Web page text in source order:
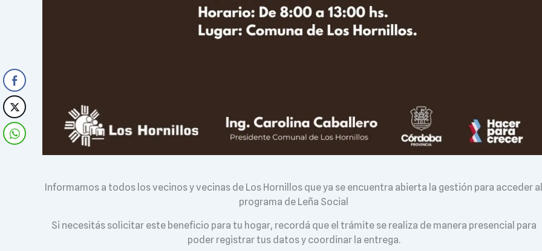
Informamos a todos los vecinos y vecinas de Los Hornillos que ya se encuentra abierta la gestión para acceder
programa de Leña Social
​Si necesitás solicitar este beneficio para tu hogar, recordá que el trámite se realiza de manera presencial para
poder registrar tus datos y coordinar la entrega.